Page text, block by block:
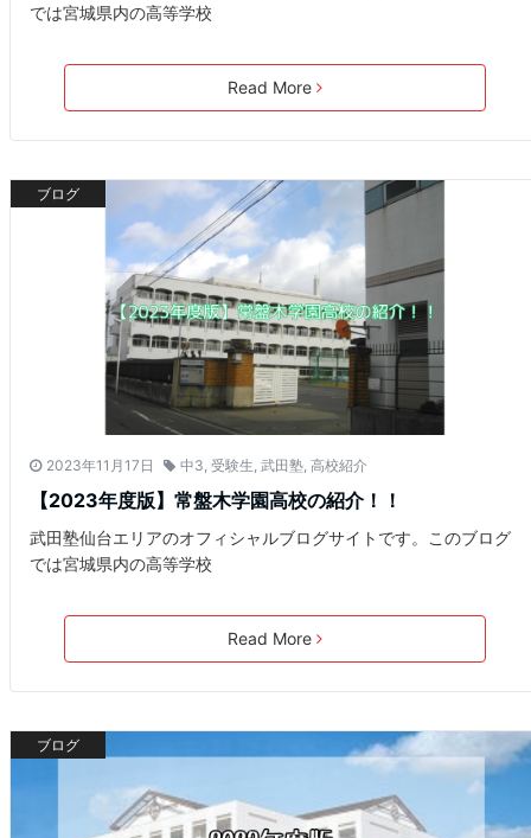
では宮城県内の高等学校
Read More
ブログ
2023年11月17日 中3 受験生 武田塾 高校紹介
【2023年度版】常盤木学園高校の紹介！！
武田塾仙台エリアのオフィシャルブログサイトです。このブログ
では宮城県内の高等学校
Read More
ブログ